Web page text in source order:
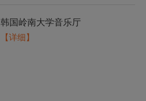
韩国岭南大学音乐厅
【详细】